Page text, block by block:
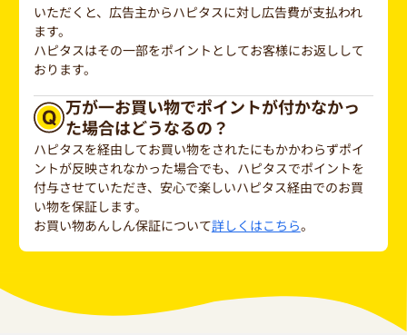
いただくと、広告主からハピタスに対し広告費が支払われ
ます。
ハピタスはその一部をポイントとしてお客様にお返しして
おります。
万が一お買い物でポイントが付かなかっ
た場合はどうなるの？
ハピタスを経由してお買い物をされたにもかかわらずポイ
ントが反映されなかった場合でも、ハピタスでポイントを
付与させていただき、安心で楽しいハピタス経由でのお買
い物を保証します。
お買い物あんしん保証について詳しくはこちら。